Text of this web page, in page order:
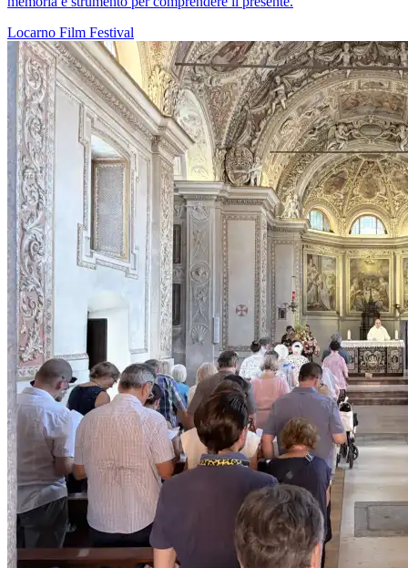
Locarno Film Festival